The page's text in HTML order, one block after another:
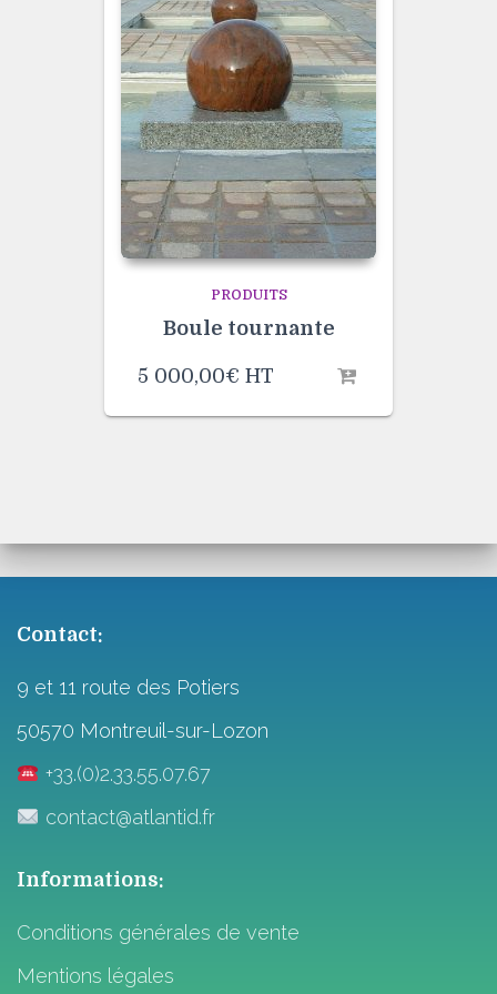
PRODUITS
Boule tournante
5 000,00€ HT
Contact:
9 et 11 route des Potiers
50570 Montreuil-sur-Lozon
+33.(0)2.33.55.07.67
contact@atlantid.fr
Informations:
Conditions générales de vente
Mentions légales